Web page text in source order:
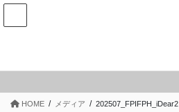
コ
ス
ナ
ン
HOME メディア 202507_FPIFPH_iDear2